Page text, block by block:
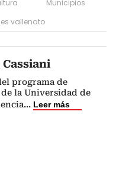
Municipios
vallenato
Cassiani
programa de
la Universidad de
... Leer más